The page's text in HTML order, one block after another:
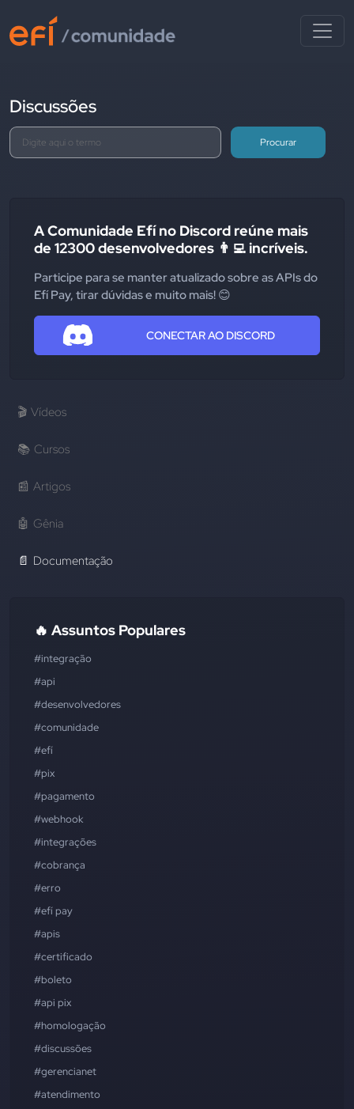
Discussões
Procurar
A Comunidade Efí no Discord reúne mais
de 12300 desenvolvedores 👨‍💻 incríveis.
Participe para se manter atualizado sobre as APIs do
Efí Pay, tirar dúvidas e muito mais! 😊
CONECTAR AO DISCORD
🎬 Vídeos
📚 Cursos
📰 Artigos
🤖 Gênia
📄 Documentação
🔥 Assuntos Populares
#integração
#api
#desenvolvedores
#comunidade
#efí
#pix
#pagamento
#webhook
#integrações
#cobrança
#erro
#efí pay
#apis
#certificado
#boleto
#api pix
#homologação
#discussões
#gerencianet
#atendimento